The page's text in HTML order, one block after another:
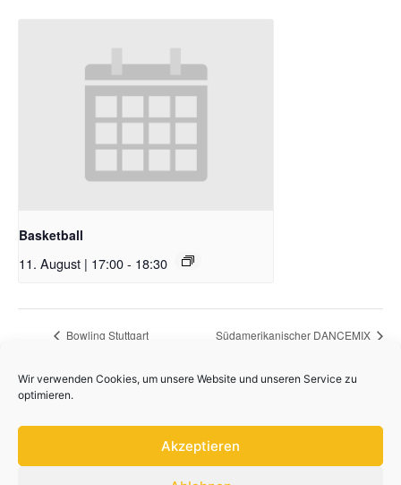
Wir verwenden Cookies, um unsere Website und unseren Service zu
optimieren.
Akzeptieren
Basketball
11. August | 17:00- 18:30
Bowling Stuttgart Südamerikanischer DANCEMIX